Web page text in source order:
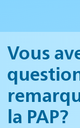
Vous
la PAP?